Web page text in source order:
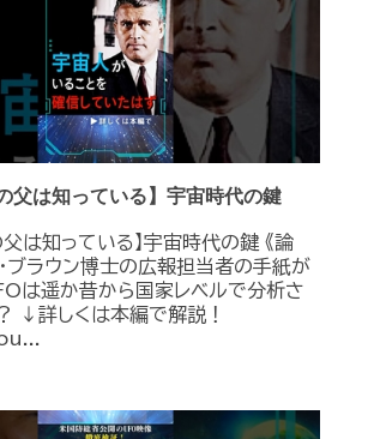
父は知っている】宇宙時代の鍵
父は知っている】宇宙時代の鍵 《論
ブラウン博士の広報担当者の手紙が
は遥か昔から国家レベルで分析さ
↓詳しくは本編で解説！